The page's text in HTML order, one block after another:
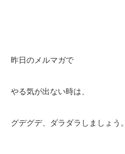
昨日のメルマガで
やる気が出ない時は、
グデグデ、ダラダラしましょう。